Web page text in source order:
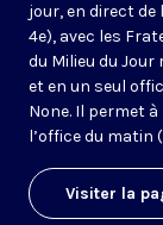
jour, en direct de
4e), avec les
du Milieu du
et en un seul
None. Il permet
l’office du matin
Visiter la